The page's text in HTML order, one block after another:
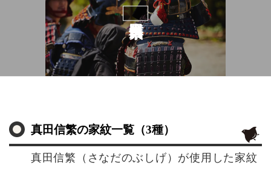
真田信繁の家紋一覧（3種）
真田信繁（さなだのぶしげ）が使用した家紋